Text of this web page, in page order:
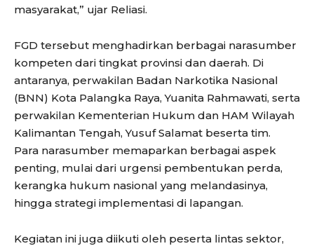
masyarakat,” ujar Reliasi.
FGD tersebut menghadirkan berbagai narasumber
kompeten dari tingkat provinsi dan daerah. Di
antaranya, perwakilan Badan Narkotika Nasional
(BNN) Kota Palangka Raya, Yuanita Rahmawati, serta
perwakilan Kementerian Hukum dan HAM Wilayah
Kalimantan Tengah, Yusuf Salamat beserta tim.
Para narasumber memaparkan berbagai aspek
penting, mulai dari urgensi pembentukan perda,
kerangka hukum nasional yang melandasinya,
hingga strategi implementasi di lapangan.
Kegiatan ini juga diikuti oleh peserta lintas sektor,